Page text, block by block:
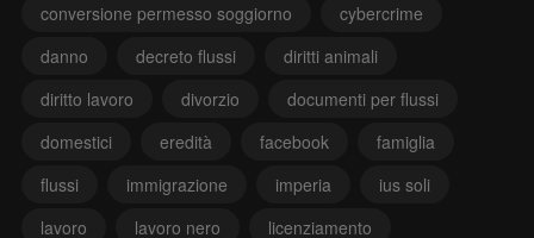
conversione permesso soggiorno
cybercrime
danno
decreto flussi
diritti animali
diritto lavoro
divorzio
documenti per flussi
domestici
eredità facebook
famiglia
flussi
immigrazione imperia
ius soli
lavoro
lavoro nero licenziamento